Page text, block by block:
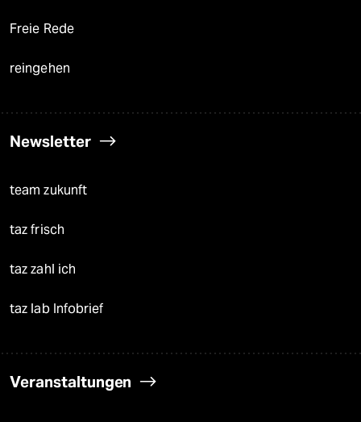
Freie Rede
reingehen
Newsletter
team zukunft
taz frisch
taz zahl ich
taz lab Infobrief
Veranstaltungen